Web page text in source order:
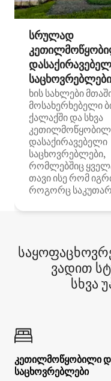
სრულად
საცხოვრებლები
ხის სახლები
მოსახერხებელი
ქალაქში და სხვა
დასაქირავებელი
საცხოვრებლები,
რომლებშიც
თავი ისე რომ
როგორც
ვადით
სხვა
კეთილმოწყობილი
საცხოვრებლები